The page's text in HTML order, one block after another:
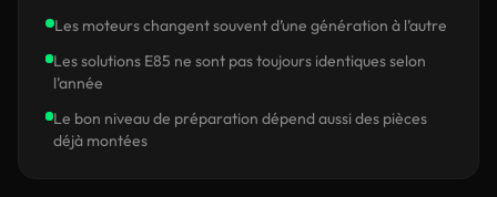
Les moteurs changent souvent d’une génération à l’autre
Les solutions E85 ne sont pas toujours identiques selon
l’année
Le bon niveau de préparation dépend aussi des pièces
déjà montées